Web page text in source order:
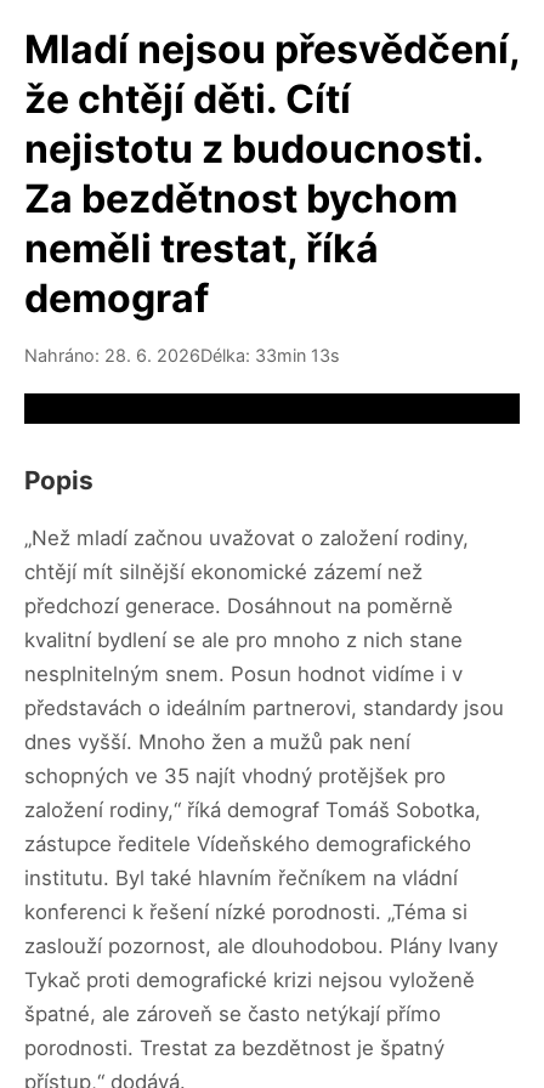
Mladí nejsou přesvědčení,
že chtějí děti. Cítí
nejistotu z budoucnosti.
Za bezdětnost bychom
neměli trestat, říká
demograf
Nahráno: 28. 6. 2026Délka: 33min 13s
Popis
„Než mladí začnou uvažovat o založení rodiny,
chtějí mít silnější ekonomické zázemí než
předchozí generace. Dosáhnout na poměrně
kvalitní bydlení se ale pro mnoho z nich stane
nesplnitelným snem. Posun hodnot vidíme i v
představách o ideálním partnerovi, standardy jsou
dnes vyšší. Mnoho žen a mužů pak není
schopných ve 35 najít vhodný protějšek pro
založení rodiny,“ říká demograf Tomáš Sobotka,
zástupce ředitele Vídeňského demografického
institutu. Byl také hlavním řečníkem na vládní
konferenci k řešení nízké porodnosti. „Téma si
zaslouží pozornost, ale dlouhodobou. Plány Ivany
Tykač proti demografické krizi nejsou vyloženě
špatné, ale zároveň se často netýkají přímo
porodnosti. Trestat za bezdětnost je špatný
přístup,“ dodává.